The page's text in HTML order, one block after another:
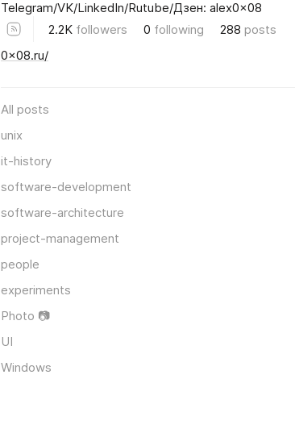
Telegram/VK/LinkedIn/Rutube/Дзен: alex0x08
2.2K followers 0 following 288 posts
0x08.ru/
All posts
unix
it-history
software-development
software-architecture
project-management
people
experiments
Photo 📷
UI
Windows